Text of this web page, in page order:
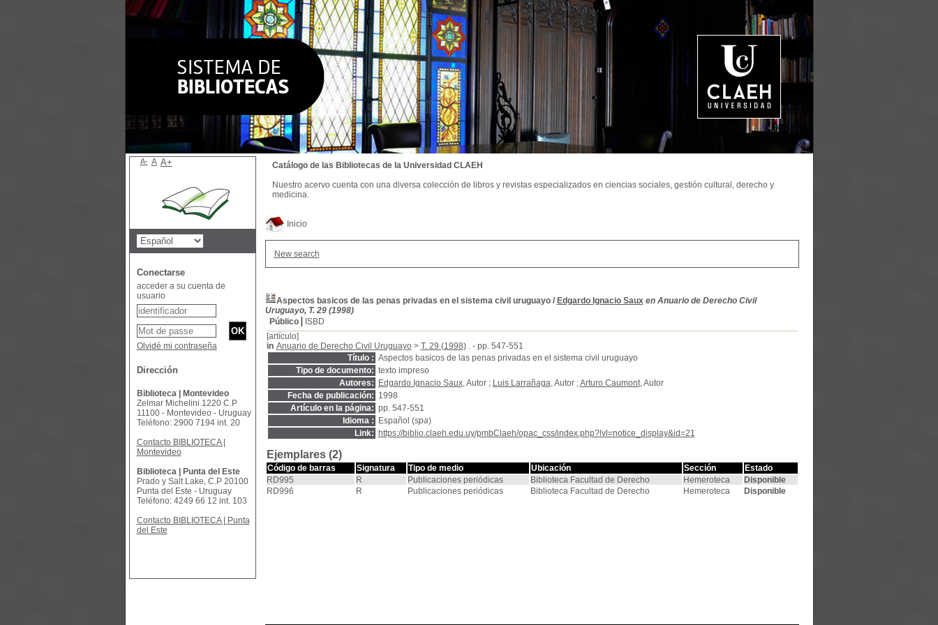
Inicio
New search
Aspectos basicos de las penas privadas en el sistema civil uruguayo/ Edgardo Ignacio Saux en Anuario de Derecho Civil
Uruguayo, T. 29 (1998)
Público
ISBD
[artículo]
in Anuario de Derecho Civil Uruguayo> T. 29 (1998). - pp. 547-551
Título : Aspectos basicos de las penas privadas en el sistema civil uruguayo
Tipo de documento: texto impreso
Autores:
Edgardo Ignacio Saux, Autor ; Luis Larrañaga, Autor ;Arturo Caumont, Autor
Fecha de publicación: 1998
Artículo en la página: pp. 547-551
Idioma :
Español (spa)
Link:
https://biblio.claeh.edu.uy/pmbClaeh/opac_css/index.php?lvl=notice_display&id=21
Ejemplares (2)
Código de barras Signatura Tipo de medio Ubicación Sección
Estado
RD995
R Publicaciones periódicas Biblioteca Facultad de Derecho Hemeroteca
Disponible
RD996
R Publicaciones periódicas Biblioteca Facultad de Derecho Hemeroteca Disponible
Catálogo de las Bibliotecas de la Universidad CLAEH
Nuestro acervo cuenta con una diversa colección de libros y revistas especializados en ciencias sociales, gestión cultural, derecho y
medicina.
A- A A+
Conectarse
acceder a su cuenta de
usuario
Olvidé mi contraseña
Dirección
Biblioteca | Montevideo
Zelmar Michelini 1220 C.P
11100 - Montevideo - Uruguay
Teléfono: 2900 7194 int. 20
Contacto BIBLIOTECA |
Montevideo
Biblioteca | Punta del Este
Prado y Salt Lake, C.P 20100
Punta del Este - Uruguay
Teléfono: 4249 66 12 int. 103
Contacto BIBLIOTECA | Punta
del Este